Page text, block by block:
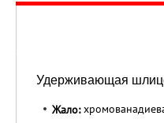
Удерживающая
Жало: